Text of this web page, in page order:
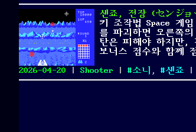
센죠, 전장 (センジ
키 조작법 Space 게
를 파괴하면 오른쪽
탄은 피해야 하지만,
보너스 점수와 함께
Posted
on
2026-04-20 Categories
Shooter Tags
소니 , 센죠